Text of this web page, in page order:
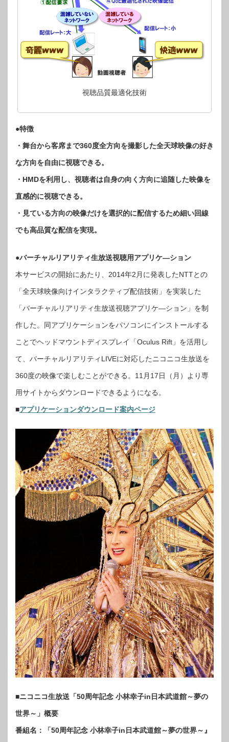
視聴品質最適化技術
●特徴
・舞台から客席まで360度全方向を撮影した全天球映像の好き
な方向を自由に視聴できる。
・HMDを利用し、視聴者は自身の向く方向に追随した映像を
直感的に視聴できる。
・見ている方向の映像だけを選択的に配信するため細い回線
でも高品質な配信を実現。
●バーチャルリアリティ生放送視聴用アプリケ―ション
本サービスの開始にあたり、2014年2月に発表したNTTとの
「全天球映像向けインタラクティブ配信技術」を実装した
「バーチャルリアリティ生放送視聴アプリケ―ション」を制
作した。同アプリケーションをパソコンにインストールする
ことでヘッドマウントディスプレイ「Oculus Rift」を活用し
て、バーチャルリアリティLIVEに対応したニコニコ生放送を
360度の映像で楽しむことができる。11月17日（月）より専
用サイトからダウンロードできるようになる。
■アプリケーションダウンロード案内ページ
■ニコニコ生放送「50周年記念 小林幸子in日本武道館～夢の
世界～」概要
番組名：「50周年記念 小林幸子in日本武道館～夢の世界～』